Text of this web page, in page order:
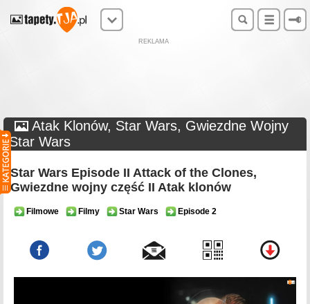
REKLAMA
Atak Klonów, Star Wars, Gwiezdne Wojny
Star Wars
Star Wars Episode II Attack of the Clones,
Gwiezdne wojny część II Atak klonów
Filmowe Filmy Star Wars Episode 2